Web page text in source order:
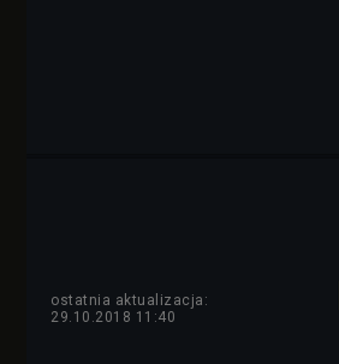
ostatnia aktualizacja:
29.10.2018 11:40